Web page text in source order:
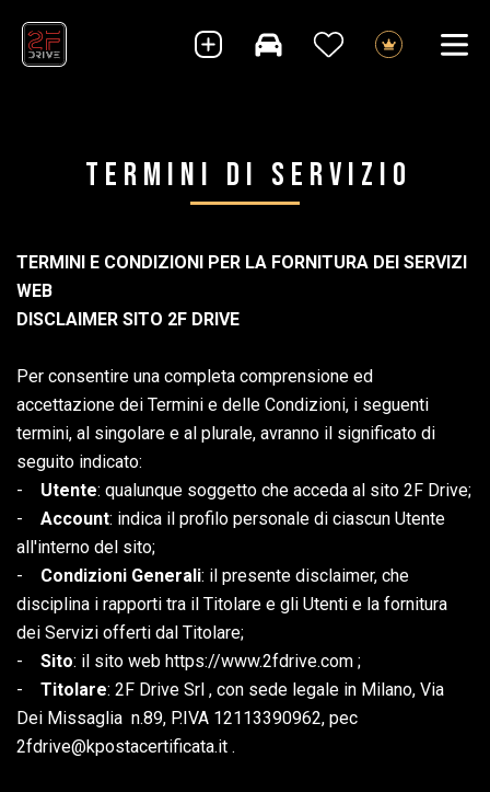
Termini di servizio
TERMINI E CONDIZIONI PER LA FORNITURA DEI SERVIZI
WEB
DISCLAIMER SITO 2F DRIVE
Per consentire una completa comprensione ed
accettazione dei Termini e delle Condizioni, i seguenti
termini, al singolare e al plurale, avranno il significato di
seguito indicato:
- Utente: qualunque soggetto che acceda al sito 2F Drive;
- Account: indica il profilo personale di ciascun Utente
all'interno del sito;
- Condizioni Generali: il presente disclaimer, che
disciplina i rapporti tra il Titolare e gli Utenti e la fornitura
dei Servizi offerti dal Titolare;
- Sito: il sito web https://www.2fdrive.com ;
- Titolare: 2F Drive Srl , con sede legale in Milano, Via
Dei Missaglia n.89, P.IVA 12113390962, pec
2fdrive@kpostacertificata.it .